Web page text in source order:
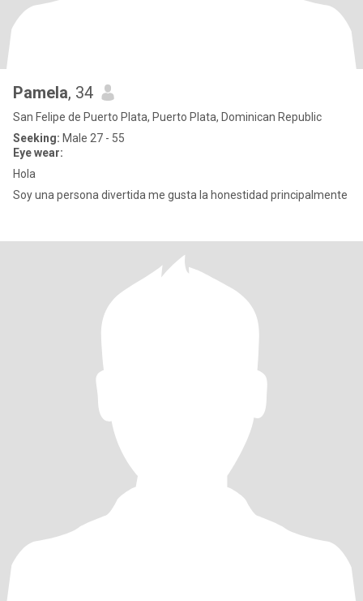
Pamela, 34
San Felipe de Puerto Plata, Puerto Plata, Dominican Republic
Seeking: Male 27 - 55
Eye wear:
Hola
Soy una persona divertida me gusta la honestidad principalmente